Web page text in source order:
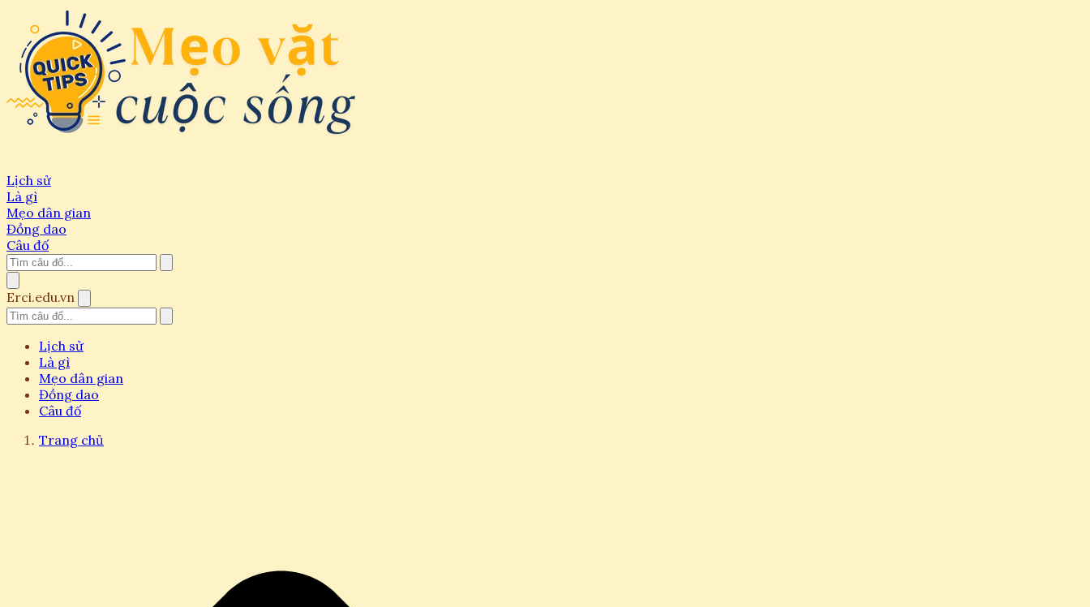
Lịch sử
Là gì
Mẹo dân gian
Đồng dao
Câu đố
Erci.edu.vn
Lịch sử
Là gì
Mẹo dân gian
Đồng dao
Câu đố
Trang chủ